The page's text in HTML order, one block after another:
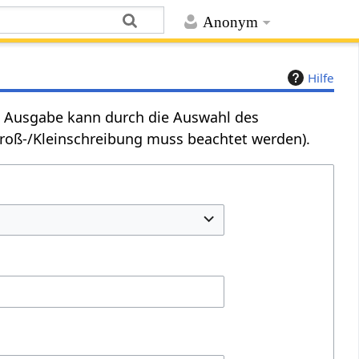
Anonym
Hilfe
kann durch die Auswahl des
Kleinschreibung muss beachtet werden).